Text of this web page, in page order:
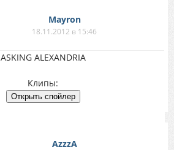
Mayron
18.11.2012 в 15:46
ASKING ALEXANDRIA
Клипы:
AzzzA